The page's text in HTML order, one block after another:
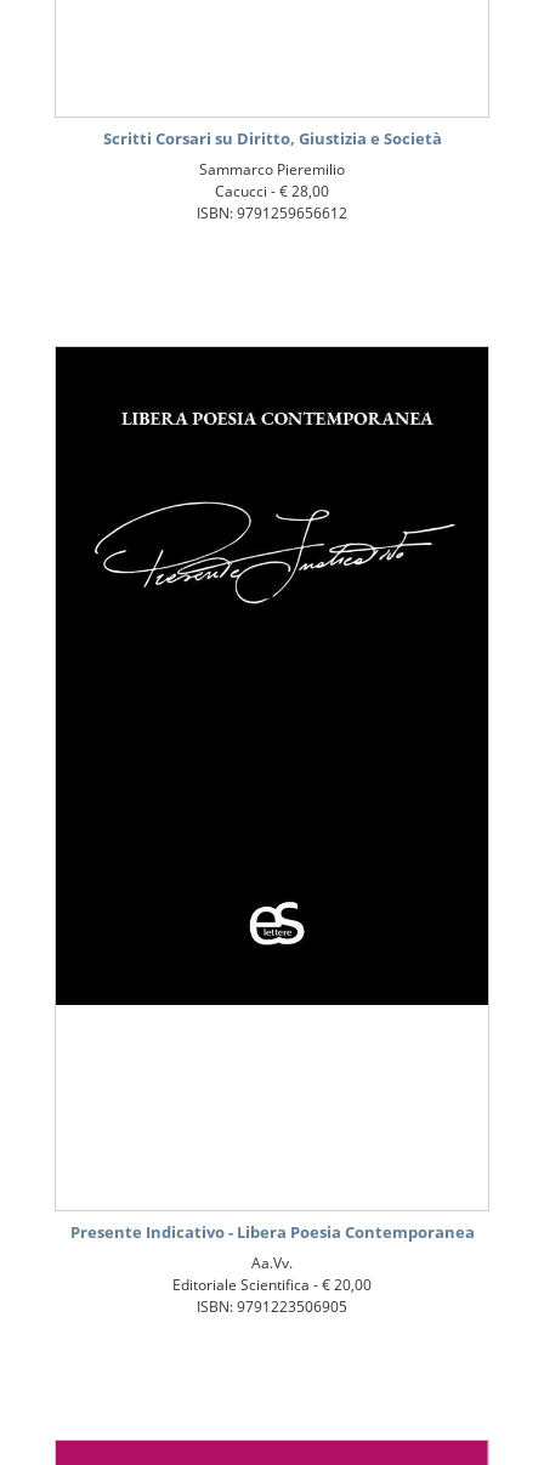
Scritti Corsari su Diritto, Giustizia e Società
Sammarco Pieremilio
Cacucci -€ 28,00
ISBN: 9791259656612
Presente Indicativo - Libera Poesia Contemporanea
Aa.Vv.
Editoriale Scientifica -€ 20,00
ISBN: 9791223506905